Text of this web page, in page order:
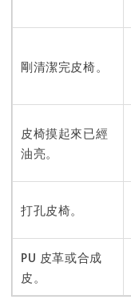
剛清潔完皮椅。
皮椅摸起來已經
油亮。
打孔皮椅。
PU 皮革或合成
皮。